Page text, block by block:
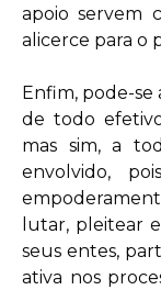
apoio servem
alicerce para o
Enfim, pode-
de todo
mas sim, a
envolvido,
lutar, pleitear
seus entes,
ativa nos